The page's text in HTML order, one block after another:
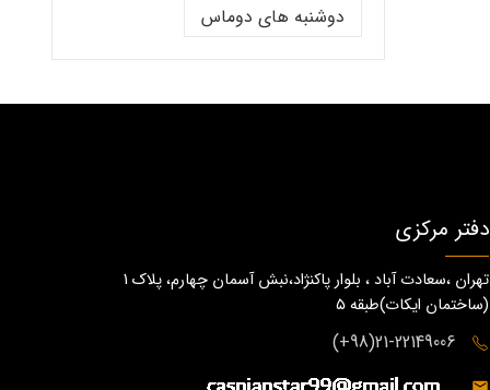
دوشنبه های دوماس
دفتر مرکزی
تهران ،سعادت آباد ، بلوار پاکنژاد،نبش آسمان چهارم، پلاک 1
(ساختمان ايكات)طبقه ٥
21-22149006(98+)